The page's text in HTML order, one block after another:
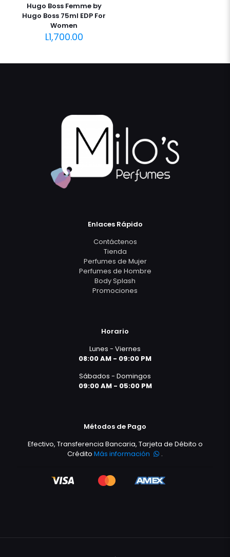
Hugo Boss Femme by
Hugo Boss 75ml EDP For
Women
L1,700.00
Enlaces Rápido
Contáctenos
Tienda
Perfumes de Mujer
Perfumes de Hombre
Body Splash
Promociones
Horario
Lunes - Viernes
08:00 AM - 09:00 PM
Sábados - Domingos
09:00 AM - 05:00 PM
Métodos de Pago
Efectivo, Transferencia Bancaria, Tarjeta de Débito o
CréditoMás información .